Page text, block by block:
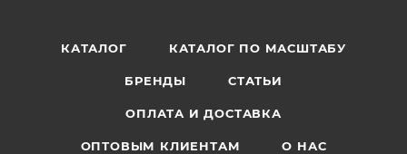
КАТАЛОГ КАТАЛОГ ПО МАСШТАБУ
БРЕНДЫ СТАТЬИ
ОПЛАТА И ДОСТАВКА
ОПТОВЫМ КЛИЕНТАМ О НАС